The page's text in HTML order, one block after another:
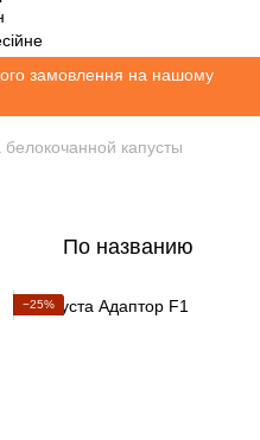
замовлення на нашому
капусты
По названию
−25%